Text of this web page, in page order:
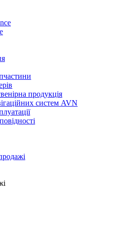
продукція
систем AVN